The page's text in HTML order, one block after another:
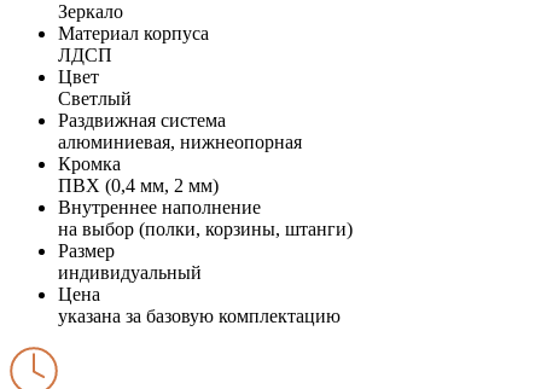
Зеркало
Материал корпуса
ЛДСП
Цвет
Светлый
Раздвижная система
алюминиевая, нижнеопорная
Кромка
ПВХ (0,4 мм, 2 мм)
Внутреннее наполнение
на выбор (полки, корзины, штанги)
Размер
индивидуальный
Цена
указана за базовую комплектацию